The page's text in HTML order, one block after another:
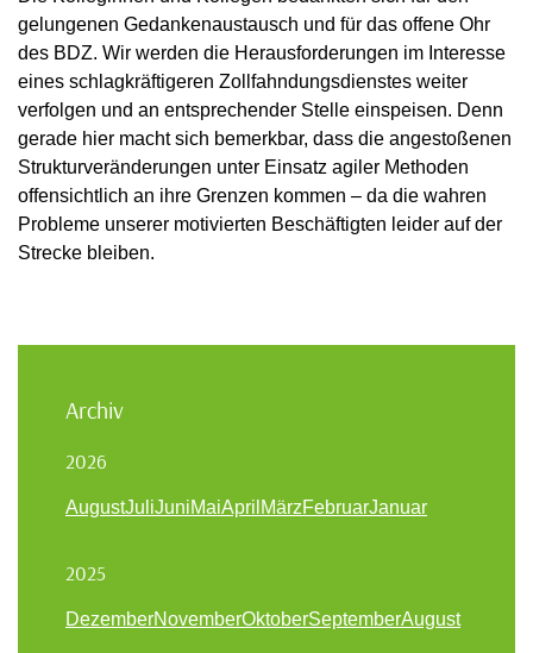
gelungenen Gedankenaustausch und für das offene Ohr
des BDZ. Wir werden die Herausforderungen im Interesse
eines schlagkräftigeren Zollfahndungsdienstes weiter
verfolgen und an entsprechender Stelle einspeisen. Denn
gerade hier macht sich bemerkbar, dass die angestoßenen
Strukturveränderungen unter Einsatz agiler Methoden
offensichtlich an ihre Grenzen kommen – da die wahren
Probleme unserer motivierten Beschäftigten leider auf der
Strecke bleiben.
Archiv
2026
AugustJuliJuniMaiApril MärzFebruarJanuar
2025
DezemberNovemberOktoberSeptemberAugust